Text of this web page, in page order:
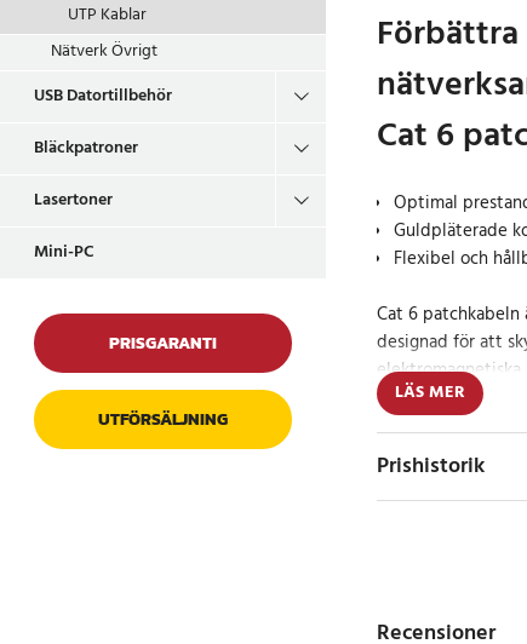
UTP Kablar
Nätverk Övrigt
USB Datortillbehör
Bläckpatroner
Lasertoner
Mini-PC
PRISGARANTI
UTFÖRSÄLJNING
Cat 6
Optimal
Guldpläterade
Flexibel och
Cat 6 patchkabeln
designad för att
ansluta
eller routrar, och
en pålitlig och
Kvalitet och
exceptionell
LÄS MER
Prishistorik
Recensioner